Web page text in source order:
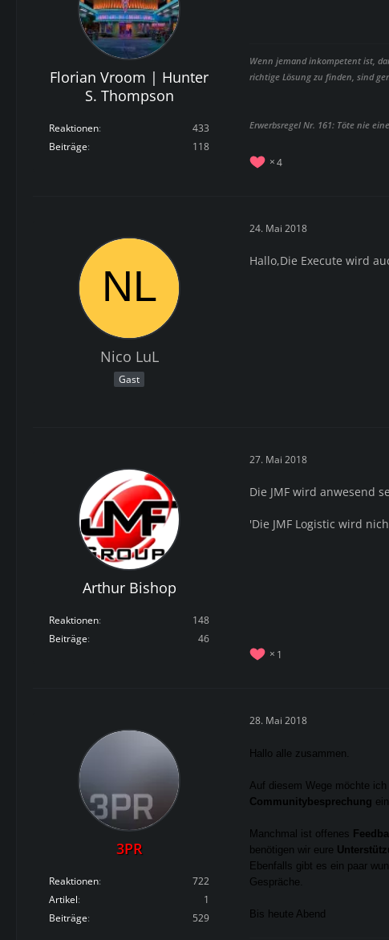
Florian Vroom | Hunter
S. Thompson
Reaktionen
433
Beiträge
118
Wenn jemand inkompetent ist,
richtige Lösung zu finden, sind
Erwerbsregel Nr. 161: Töte nie
4
Nico LuL
Gast
24. Mai 2018
Hallo,Die Execute wird
Arthur Bishop
Reaktionen
148
Beiträge
46
27. Mai 2018
Die JMF wird anwesend
'Die JMF Logistic wird
1
3PR
Reaktionen
722
Artikel
1
Beiträge
529
28. Mai 2018
Hallo alle zusammen.
Auf diesem Wege möchte
Communitybesprechung
Manchmal ist offenes
benötigen wir eure
Ebenfalls gibt es ein paar
Gespräche.
Bis heute Abend